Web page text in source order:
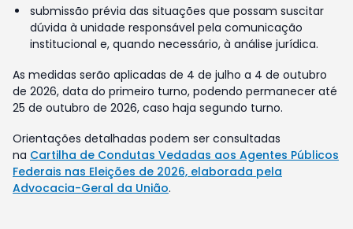
submissão prévia das situações que possam suscitar
dúvida à unidade responsável pela comunicação
institucional e, quando necessário, à análise jurídica.
As medidas serão aplicadas de 4 de julho a 4 de outubro
de 2026, data do primeiro turno, podendo permanecer até
25 de outubro de 2026, caso haja segundo turno.
Orientações detalhadas podem ser consultadas
na Cartilha de Condutas Vedadas aos Agentes Públicos
Federais nas Eleições de 2026, elaborada pela
Advocacia-Geral da União.